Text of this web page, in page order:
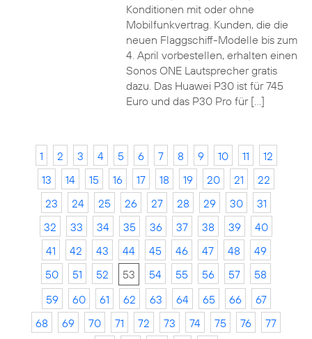
Konditionen mit oder ohne
Mobilfunkvertrag. Kunden, die die
neuen Flaggschiff-Modelle bis zum
4. April vorbestellen, erhalten einen
Sonos ONE Lautsprecher gratis
dazu. Das Huawei P30 ist für 745
Euro und das P30 Pro für […]
1 2 3 4 5 6 7 8 9 10 11
12
13
14 15 16 17 18 19 20 21
22
23
24 25 26 27 28 29 30
31
32
33 34 35 36 37 38 39
40
41
42 43 44 45 46 47 48
49
50
51 52 53 54 55 56 57
58
59
60 61 62 63 64 65 66
67
68
69 70 71 72 73 74 75 76
77